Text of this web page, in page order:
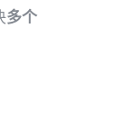
多个